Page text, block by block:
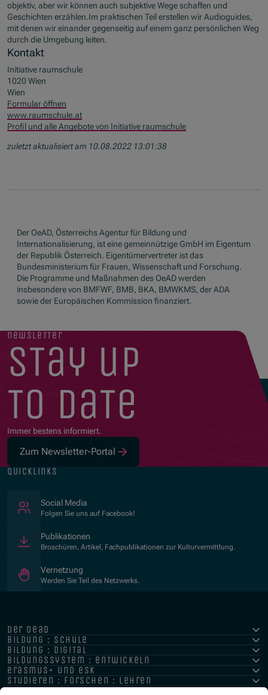
objektiv, aber wir können auch subjektive Wege schaffen und
Geschichten erzählen.Im praktischen Teil erstellen wir Audioguides,
mit denen wir einander gegenseitig auf einem ganz persönlichen Weg
durch die Umgebung leiten.
Kontakt
Initiative raumschule
1020 Wien
Wien
Formular öffnen
www.raumschule.at
Profil und alle Angebote von Initiative raumschule
zuletzt aktualisiert am 10.08.2022 13:01:38
Der OeAD, Österreichs Agentur für Bildung und
Internationalisierung, ist eine gemeinnützige GmbH im Eigentum
der Republik Österreich. Eigentümervertreter ist das
Bundesministerium für Frauen, Wissenschaft und Forschung.
Die Programme und Maßnahmen des OeAD werden
insbesondere von BMFWF, BMB, BKA, BMWKMS, der ADA
sowie der Europäischen Kommission finanziert.
newsletter
stay up
to date
Immer bestens informiert.
Zum Newsletter-Portal
quicklinks
Social Media
Folgen Sie uns auf Facebook!
Publikationen
Broschüren, Artikel, Fachpublikationen zur Kulturvermittlung.
Vernetzung
Werden Sie Teil des Netzwerks.
der oead
bildung : schule
bildung : digital
bildungssystem : entwickeln
erasmus+ und esk
studieren : forschen : lehren
hochschule : strategie : international